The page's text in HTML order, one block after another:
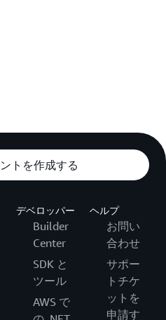
トを作成する
デベロッパー
Builder
Center
SDK と
ツール
AWS で
ヘルプ
お問い
合わせ
サポー
トチケ
ットを
申請す